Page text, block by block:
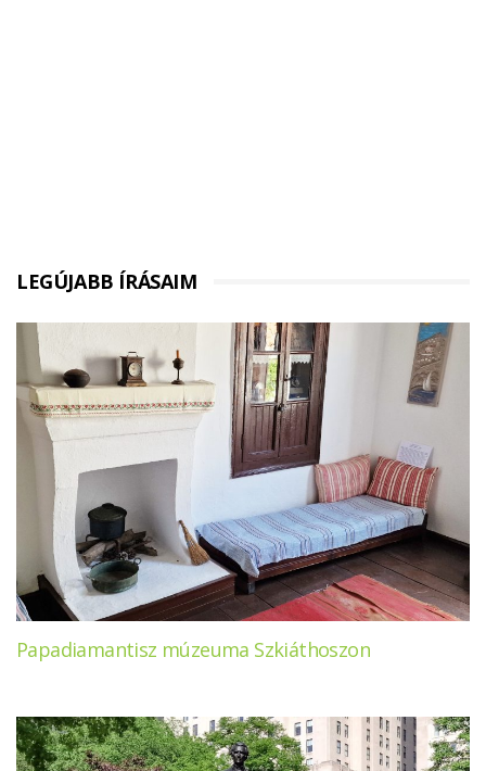
LEGÚJABB ÍRÁSAIM
Papadiamantisz múzeuma Szkiáthoszon